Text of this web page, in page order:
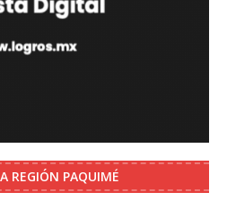
REGIÓN PAQUIMÉ